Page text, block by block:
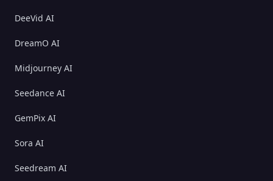
DeeVid AI
DreamO AI
Midjourney AI
Seedance AI
GemPix AI
Sora AI
Seedream AI